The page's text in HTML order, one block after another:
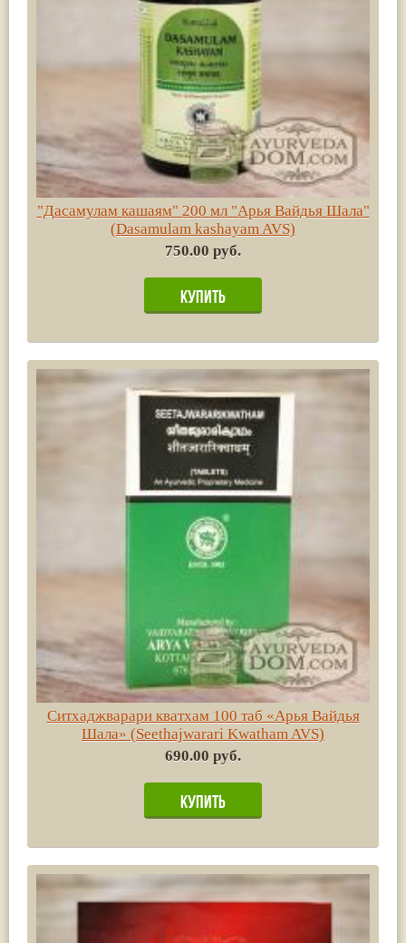
"Дасамулам кашаям" 200 мл "Арья Вайдья Шала"
(Dasamulam kashayam AVS)
750.00 руб.
Ситхаджварари кватхам 100 таб «Арья Вайдья
Шала» (Seethajwarari Kwatham AVS)
690.00 руб.